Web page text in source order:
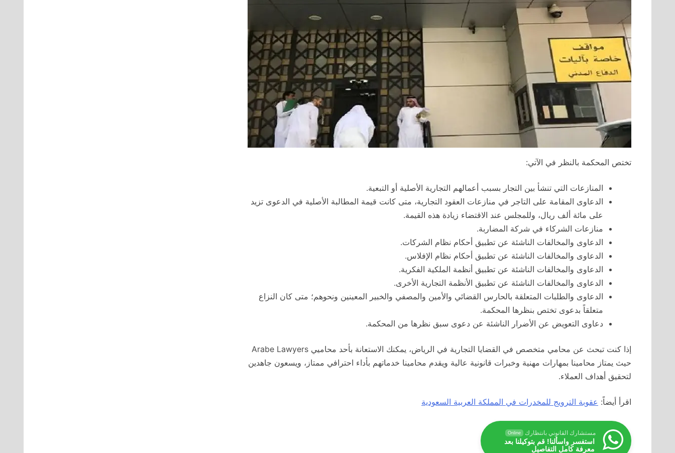
تختص المحكمة بالنظر في الآتي:
المنازعات التي تنشأ بين التجار بسبب أعمالهم التجارية الأصلية أو التبعية.
الدعاوى المقامة على التاجر في منازعات العقود التجارية، متى كانت قيمة المطالبة الأصلية في الدعوى تزيد
على مائة ألف ريال، وللمجلس عند الاقتضاء زيادة هذه القيمة.
منازعات الشركاء في شركة المضاربة.
الدعاوى والمخالفات الناشئة عن تطبيق أحكام نظام الشركات.
الدعاوى والمخالفات الناشئة عن تطبيق أحكام نظام الإفلاس.
الدعاوى والمخالفات الناشئة عن تطبيق أنظمة الملكية الفكرية.
الدعاوى والمخالفات الناشئة عن تطبيق الأنظمة التجارية الأخرى.
الدعاوى والطلبات المتعلقة بالحارس القضائي والأمين والمصفي والخبير المعينين ونحوهم؛ متى كان النزاع
متعلقاً بدعوى تختص بنظرها المحكمة.
دعاوى التعويض عن الأضرار الناشئة عن دعوى سبق نظرها من المحكمة.
إذا كنت تبحث عن محامي متخصص في القضايا التجارية في الرياض، يمكنك الاستعانة بأحد محاميي Arabe Lawyers
حيث يمتاز محامينا بمهارات مهنية وخبرات قانونية عالية ويقدم محامينا خدماتهم بأداء احترافي ممتاز، ويسعون جاهدين
لتحقيق أهداف العملاء.
اقرأ أيضاً: عقوبة الترويج للمخدرات في المملكة العربية السعودية
مستشارك القانوني بانتظارك Online
استفسر واسألنا! قم بتوكيلنا بعد
معرفة كامل التفاصيل